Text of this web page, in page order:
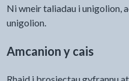
Ni wneir taliadau i unigolion,
unigolion.
Amcanion y cais